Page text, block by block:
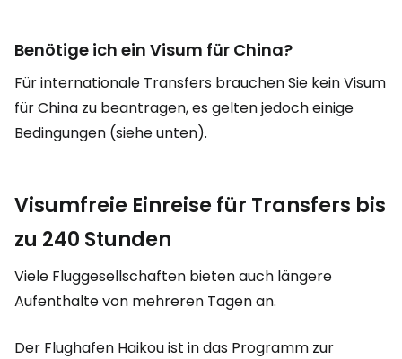
Benötige ich ein Visum für China?
Für internationale Transfers brauchen Sie kein Visum
für China zu beantragen, es gelten jedoch einige
Bedingungen (siehe unten).
Visumfreie Einreise für Transfers bis
zu 240 Stunden
Viele Fluggesellschaften bieten auch längere
Aufenthalte von mehreren Tagen an.
Der Flughafen Haikou ist in das Programm zur